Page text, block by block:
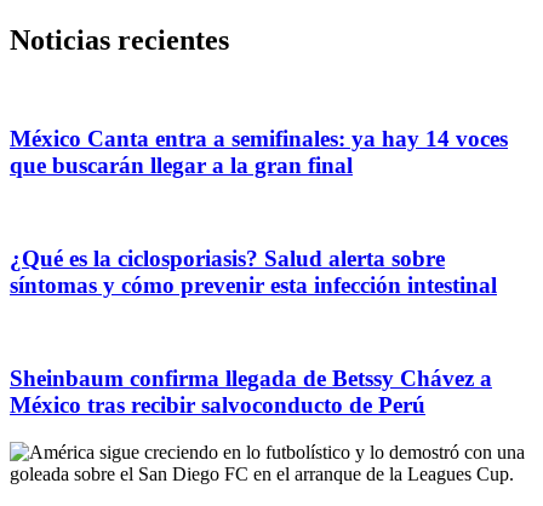
Noticias recientes
México Canta entra a semifinales: ya hay 14 voces
que buscarán llegar a la gran final
¿Qué es la ciclosporiasis? Salud alerta sobre
síntomas y cómo prevenir esta infección intestinal
Sheinbaum confirma llegada de Betssy Chávez a
México tras recibir salvoconducto de Perú